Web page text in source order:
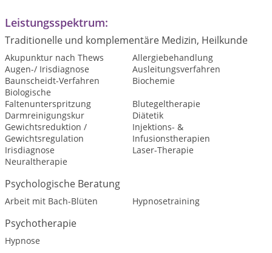
Leistungsspektrum:
Traditionelle und komplementäre Medizin, Heilkunde
Akupunktur nach Thews
Allergiebehandlung
Augen-/ Irisdiagnose
Ausleitungsverfahren
Baunscheidt-Verfahren
Biochemie
Biologische
Faltenunterspritzung
Blutegeltherapie
Darmreinigungskur
Diätetik
Gewichtsreduktion /
Gewichtsregulation
Injektions- &
Infusionstherapien
Irisdiagnose
Laser-Therapie
Neuraltherapie
Psychologische Beratung
Arbeit mit Bach-Blüten Hypnosetraining
Psychotherapie
Hypnose